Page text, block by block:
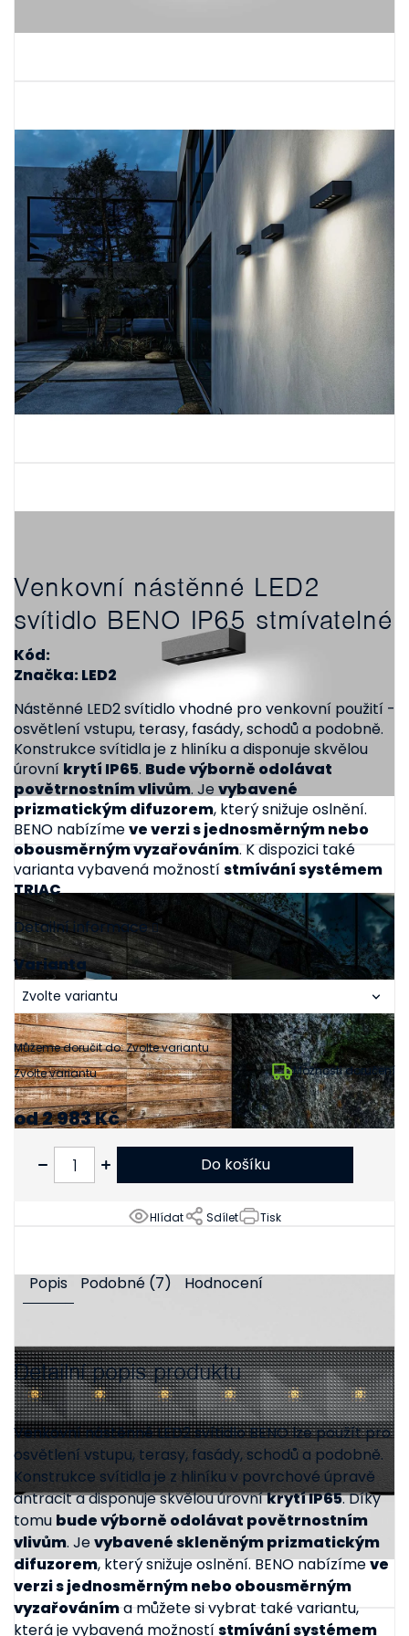
Venkovní nástěnné LED2
svítidlo BENO IP65 stmívatelné
Kód:
Značka: LED2
Zvolte variantu Možnosti doručení
Varianta
Můžeme doručit do:Zvolte variantu
Nástěnné LED2 svítidlo vhodné pro venkovní použití -
osvětlení vstupu, terasy, fasády, schodů a podobně.
Konstrukce svítidla je z hliníku a disponuje skvělou
úrovní krytí IP65. Bude výborně odolávat
povětrnostním vlivům. Je vybavené
prizmatickým difuzorem, který snižuje oslnění.
BENO nabízímeve verzi s jednosměrným nebo
obousměrným vyzařováním. K dispozici také
varianta vybavená možnostístmívání systémem
TRIAC.
Detailní informace
Tisk
Hlídat Sdílet
od2 983 Kč
Do košíku
Popis Podobné (7) Hodnocení
Detailní popis produktu
Venkovní nástěnné LED2 svítidlo BENO lze použít pro
osvětlení vstupu, terasy, fasády, schodů a podobně.
Konstrukce svítidla je z hliníku v povrchové úpravě
antracit a disponuje skvělou úrovníkrytí IP65. Díky
tomu bude výborně odolávat povětrnostním
vlivům. Jevybavené skleněným prizmatickým
difuzorem, který snižuje oslnění. BENO nabízímeve
verzi s jednosměrným nebo obousměrným
vyzařováníma můžete si vybrat také variantu,
která je vybavená možnostístmívání systémem